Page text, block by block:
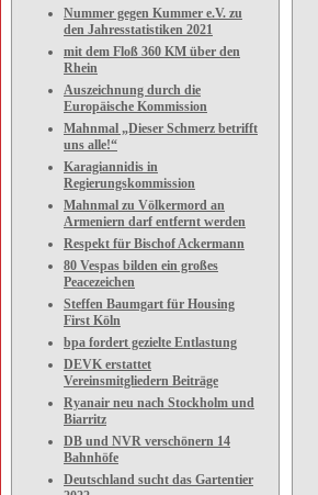
Nummer gegen Kummer e.V. zu
den Jahresstatistiken 2021
mit dem Floß 360 KM über den
Rhein
Auszeichnung durch die
Europäische Kommission
Mahnmal „Dieser Schmerz betrifft
uns alle!“
Karagiannidis in
Regierungskommission
Mahnmal zu Völkermord an
Armeniern darf entfernt werden
Respekt für Bischof Ackermann
80 Vespas bilden ein großes
Peacezeichen
Steffen Baumgart für Housing
First Köln
bpa fordert gezielte Entlastung
DEVK erstattet
Vereinsmitgliedern Beiträge
Ryanair neu nach Stockholm und
Biarritz
DB und NVR verschönern 14
Bahnhöfe
Deutschland sucht das Gartentier